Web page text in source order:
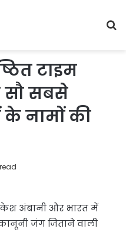
टाइम
सौ सबसे
के नामों की
अंबानी और भारत में
जंग जिताने वाली